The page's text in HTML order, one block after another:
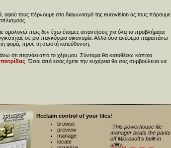
αφού τους πέρνουμε στο διαγωνισμό της eurovision ας τους πάρουμε
ομολογώ πως δεν έχω έτοιμες απαντήσεις για όλα τα προβλήματα
σε μια παγκόσμια οικονομία. Αλλά όσα ανέφερα παραπάνω
φορά, προς τη σωστή κατεύθυνση.
ότι περνάει από το χέρι μου. Σύντομα θα καταθέσω κάποια
. Όσοι από εσάς έχετε την ευχέρεια θα σας συμβούλευα να
Reclaim control of your files!
browse
preview
manage
locate
"This powerhouse file
manager beats the pants
off Microsoft's built-in
utility..."